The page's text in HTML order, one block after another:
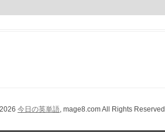
今日の英単語 , mage8.com All Rights Reserved